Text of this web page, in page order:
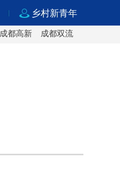
乡村新青年
成都高新 成都双流